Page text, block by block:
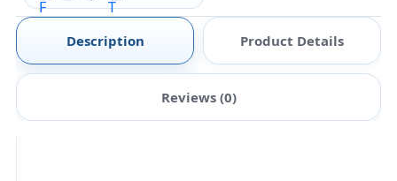
Description Product Details
Reviews (0)